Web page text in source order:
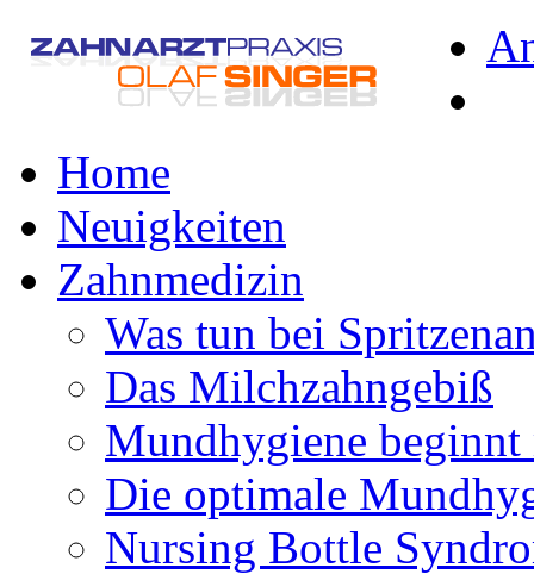
Home
Neuigkeiten
Zahnmedizin
Was tun bei
Das Milchzahngebiß
Mundhygiene beginnt
Die optimale
Nursing Bottle